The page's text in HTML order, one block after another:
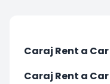
Caraj Rent a Car
Caraj Rent a Car